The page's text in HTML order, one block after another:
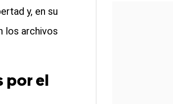
y, en su
los archivos
por el